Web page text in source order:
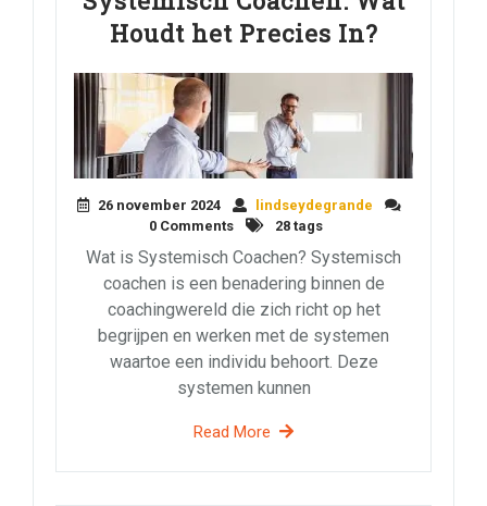
Houdt het Precies In?
26 november 2024
lindseydegrande
0 Comments
28 tags
Wat is Systemisch Coachen? Systemisch
coachen is een benadering binnen de
coachingwereld die zich richt op het
begrijpen en werken met de systemen
waartoe een individu behoort. Deze
systemen kunnen
Read More